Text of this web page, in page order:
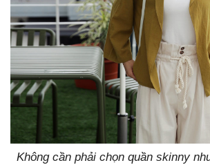
Không cần phải chọn quần skinny